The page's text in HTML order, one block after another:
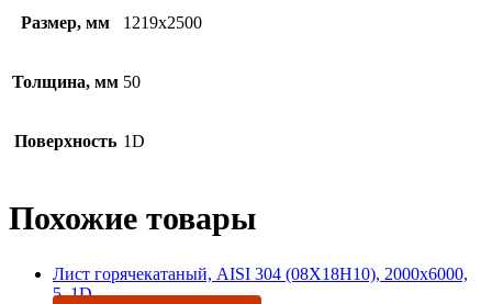
Размер, мм 1219х2500
Толщина, мм 50
Поверхность 1D
Похожие товары
Лист горячекатаный, AISI 304 (08Х18Н10), 2000х6000,
5, 1D